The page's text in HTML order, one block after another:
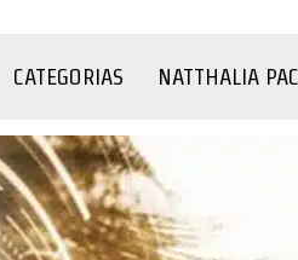
CATEGORIAS NATTHALIA